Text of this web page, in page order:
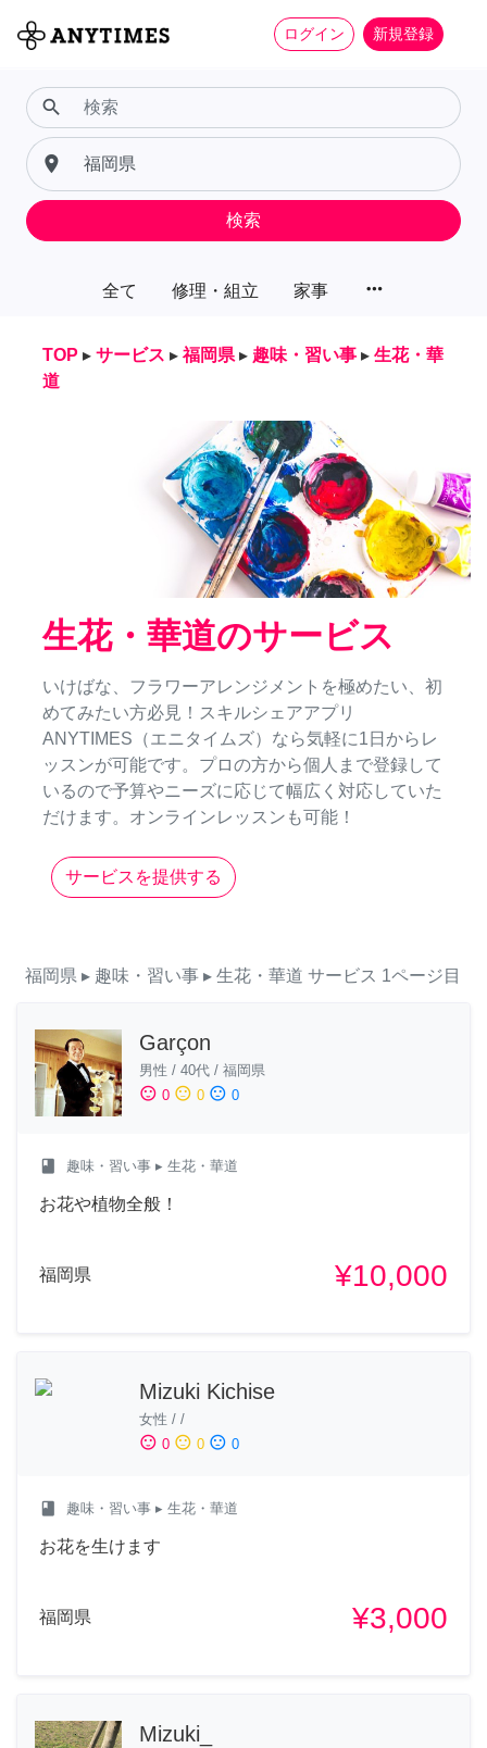
ログイン 新規登録
全て 修理・組立 家事 more_horiz
search
place
検索
TOP ▸ サービス ▸ 福岡県 ▸ 趣味・習い事 ▸ 生花・華
道
生花・華道のサービス
いけばな、フラワーアレンジメントを極めたい、初
めてみたい方必見！スキルシェアアプリ
ANYTIMES（エニタイムズ）なら気軽に1日からレ
ッスンが可能です。プロの方から個人まで登録して
いるので予算やニーズに応じて幅広く対応していた
だけます。オンラインレッスンも可能！
サービスを提供する
福岡県 ▸ 趣味・習い事 ▸ 生花・華道 サービス 1ページ目
Garçon
男性 / 40代 / 福岡県
sentiment_satisfied 0 sentiment_neutral 0 sentiment_dissatisfied 0
class 趣味・習い事 ▸ 生花・華道
お花や植物全般！
福岡県 ¥10,000
Mizuki Kichise
女性 / /
sentiment_satisfied 0 sentiment_neutral 0 sentiment_dissatisfied 0
class 趣味・習い事 ▸ 生花・華道
お花を生けます
福岡県 ¥3,000
Mizuki_